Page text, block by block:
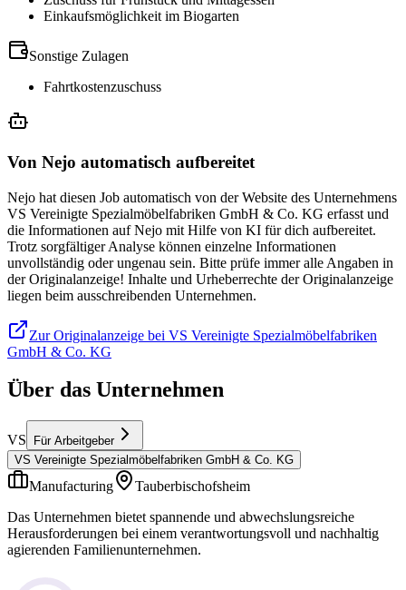
Einkaufsmöglichkeit im Biogarten
Sonstige Zulagen
Fahrtkostenzuschuss
Von Nejo automatisch aufbereitet
Nejo hat diesen Job automatisch von der Website des Unternehmens
VS Vereinigte Spezialmöbelfabriken GmbH & Co. KG erfasst und
die Informationen auf Nejo mit Hilfe von KI für dich aufbereitet.
Trotz sorgfältiger Analyse können einzelne Informationen
unvollständig oder ungenau sein. Bitte prüfe immer alle Angaben in
der Originalanzeige! Inhalte und Urheberrechte der Originalanzeige
liegen beim ausschreibenden Unternehmen.
Zur Originalanzeige bei VS Vereinigte Spezialmöbelfabriken
GmbH & Co. KG
Über das Unternehmen
VS
Für Arbeitgeber
VS Vereinigte Spezialmöbelfabriken GmbH & Co. KG
Manufacturing
Tauberbischofsheim
Das Unternehmen bietet spannende und abwechslungsreiche
Herausforderungen bei einem verantwortungsvoll und nachhaltig
agierenden Familienunternehmen.